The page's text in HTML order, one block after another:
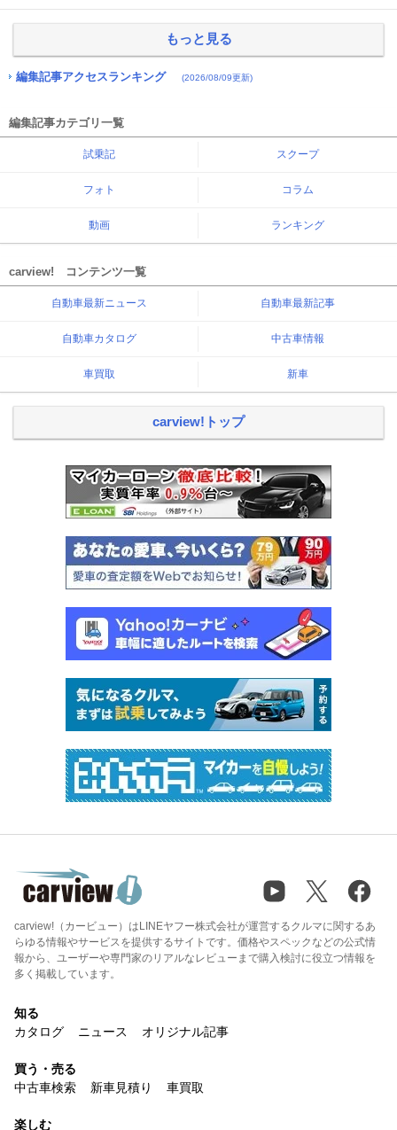
もっと見る
編集記事アクセスランキング (2026/08/09更新)
編集記事カテゴリ一覧
試乗記 スクープ
フォト コラム
動画 ランキング
carview! コンテンツ一覧
自動車最新ニュース 自動車最新記事
自動車カタログ 中古車情報
車買取 新車
carview!トップ
carview!（カービュー）はLINEヤフー株式会社が運営するクルマに関するあ
らゆる情報やサービスを提供するサイトです。価格やスペックなどの公式情
報から、ユーザーや専門家のリアルなレビューまで購入検討に役立つ情報を
多く掲載しています。
知る
カタログ
ニュース オリジナル記事
買う・売る
中古車検索
新車見積り 車買取
楽しむ